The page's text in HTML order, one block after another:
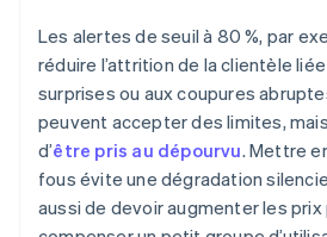
Les alertes de seuil à 80 %, par
réduire l’attrition de la clientèle
surprises ou aux coupures
peuvent accepter des limites,
d’être pris au dépourvu. Mettre
fous évite une dégradation
aussi de devoir augmenter les